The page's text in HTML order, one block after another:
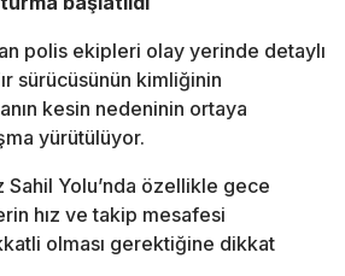
polis ekipleri olay yerinde detaylı
sürücüsünün kimliğinin
kesin nedeninin ortaya
yürütülüyor.
Yolu’nda özellikle gece
hız ve takip mesafesi
olması gerektiğine dikkat